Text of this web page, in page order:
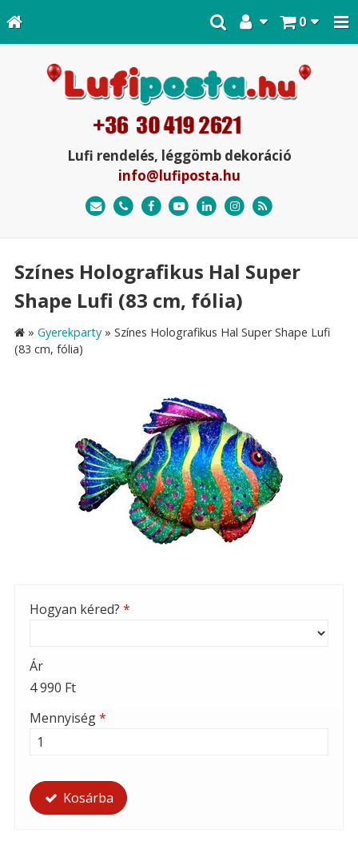
0
Lufi rendelés, léggömb dekoráció
info@lufiposta.hu
Színes Holografikus Hal Super
Shape Lufi (83 cm, fólia)
» Gyerekparty » Színes Holografikus Hal Super Shape Lufi
(83 cm, fólia)
Hogyan kéred? *
Ár
4 990 Ft
Mennyiség*
Kosárba